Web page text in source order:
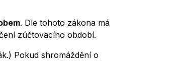
. Dle tohoto zákona má
zúčtovacího období.
Pokud shromáždění o